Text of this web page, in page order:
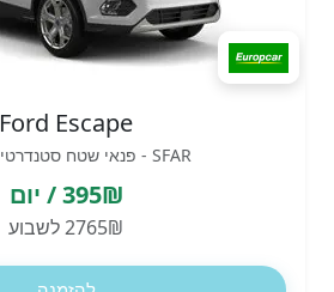
Ford Escape
SFAR - פנאי שטח סטנדרטי אוטומט
395₪ / יום
2765₪ לשבוע